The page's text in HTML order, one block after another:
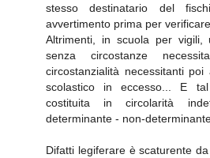
stesso destinatario del
avvertimento prima per
Altrimenti, in scuola per
senza circostanze
circostanzialità necessitanti
scolastico in eccesso... E
costituita in circolarità
determinante - non-
Difatti legiferare è scaturente